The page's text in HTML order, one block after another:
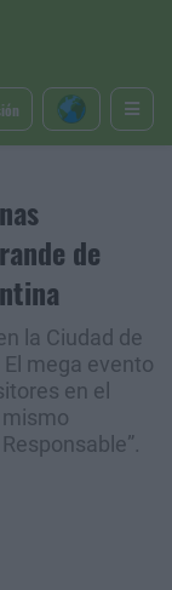
de
la Ciudad de
mega evento
en el
mismo